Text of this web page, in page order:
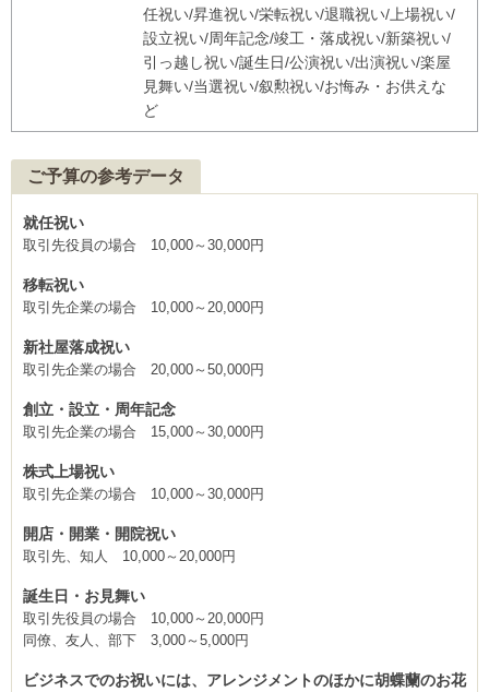
任祝い/昇進祝い/栄転祝い/退職祝い/上場祝い/
設立祝い/周年記念/竣工・落成祝い/新築祝い/
引っ越し祝い/誕生日/公演祝い/出演祝い/楽屋
見舞い/当選祝い/叙勲祝い/お悔み・お供えな
ど
ご予算の参考データ
就任祝い
取引先役員の場合 10,000～30,000円
移転祝い
取引先企業の場合 10,000～20,000円
新社屋落成祝い
取引先企業の場合 20,000～50,000円
創立・設立・周年記念
取引先企業の場合 15,000～30,000円
株式上場祝い
取引先企業の場合 10,000～30,000円
開店・開業・開院祝い
取引先、知人 10,000～20,000円
誕生日・お見舞い
取引先役員の場合 10,000～20,000円
同僚、友人、部下 3,000～5,000円
ビジネスでのお祝いには、アレンジメントのほかに胡蝶蘭のお花